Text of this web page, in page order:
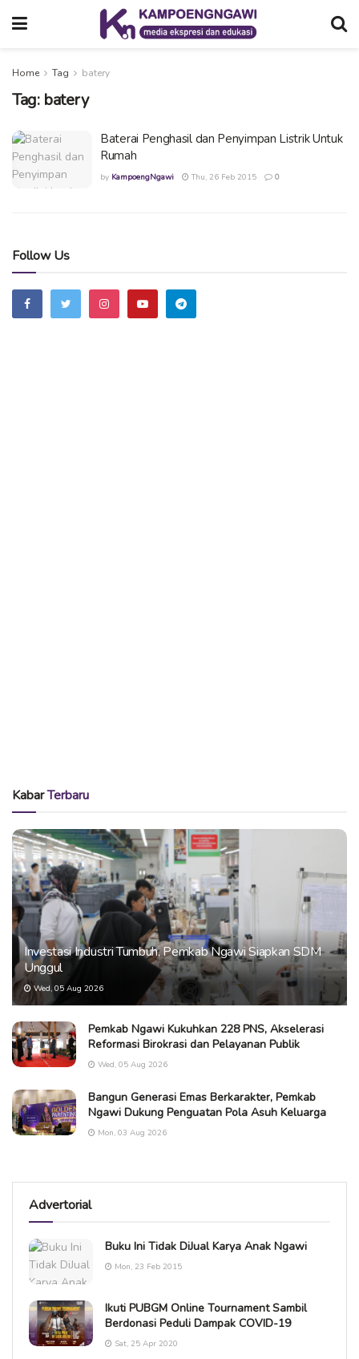
Home Tag batery
Tag: batery
Baterai Penghasil dan Penyimpan Listrik Untuk
Rumah
by KampoengNgawi Thu, 26 Feb 2015 0
Follow Us
KabarTerbaru
Investasi Industri Tumbuh, Pemkab Ngawi Siapkan SDM
Unggul
Wed, 05 Aug 2026
Pemkab Ngawi Kukuhkan 228 PNS, Akselerasi
Reformasi Birokrasi dan Pelayanan Publik
Wed, 05 Aug 2026
Bangun Generasi Emas Berkarakter, Pemkab
Ngawi Dukung Penguatan Pola Asuh Keluarga
Mon, 03 Aug 2026
Advertorial
Buku Ini Tidak DiJual Karya Anak Ngawi
Mon, 23 Feb 2015
Ikuti PUBGM Online Tournament Sambil
Berdonasi Peduli Dampak COVID-19
Sat, 25 Apr 2020